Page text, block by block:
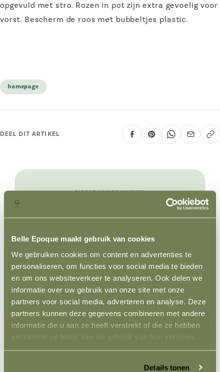
Belle Epoque maakt gebruik van cookies
We gebruiken cookies om content en advertenties te
personaliseren, om functies voor social media te bieden
en om ons websiteverkeer te analyseren. Ook delen we
informatie over uw gebruik van onze site met onze
partners voor social media, adverteren en analyse. Deze
partners kunnen deze gegevens combineren met andere
informatie die u aan ze heeft verstrekt of die ze hebben
verzameld op basis van uw gebruik van hun services.
Details tonen
opgevuld met stro. Rozen in pot zijn extra gevoelig voor
vorst. Bescherm de roos met bubbeltjes plastic.
homepage
DEEL DIT ARTIKEL
DIRECT VAN DE KWEKER
Zelf aan de slag in de
rozentuin?
Ontdek ons volledige assortiment rozen,
rechtstreeks van onze kwekerij in Aalsmeer.
Bekijk ons assortiment
Terug naar alle artikelen